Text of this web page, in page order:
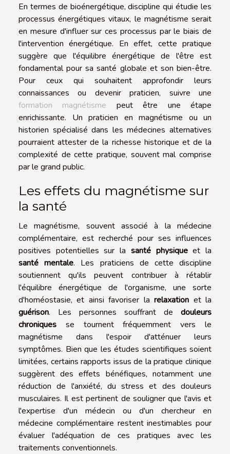
En termes de bioénergétique, discipline qui étudie les
processus énergétiques vitaux, le magnétisme serait
en mesure d'influer sur ces processus par le biais de
l'intervention énergétique. En effet, cette pratique
suggère que l'équilibre énergétique de l'être est
fondamental pour sa santé globale et son bien-être.
Pour ceux qui souhaitent approfondir leurs
connaissances ou devenir praticien, suivre une
formation magnétisme peut être une étape
enrichissante. Un praticien en magnétisme ou un
historien spécialisé dans les médecines alternatives
pourraient attester de la richesse historique et de la
complexité de cette pratique, souvent mal comprise
par le grand public.
Les effets du magnétisme sur
la santé
Le magnétisme, souvent associé à la médecine
complémentaire, est recherché pour ses influences
positives potentielles sur la santé physiqueet la
santé mentale. Les praticiens de cette discipline
soutiennent qu'ils peuvent contribuer à rétablir
l'équilibre énergétique de l'organisme, une sorte
d'homéostasie, et ainsi favoriser larelaxation et la
guérison. Les personnes souffrant de douleurs
chroniques se tournent fréquemment vers le
magnétisme dans l'espoir d'atténuer leurs
symptômes. Bien que les études scientifiques soient
limitées, certains rapports issus de la pratique clinique
suggèrent des effets bénéfiques, notamment une
réduction de l'anxiété, du stress et des douleurs
musculaires. Il est pertinent de souligner que l'avis et
l'expertise d'un médecin ou d'un chercheur en
médecine complémentaire restent inestimables pour
évaluer l'adéquation de ces pratiques avec les
traitements conventionnels.